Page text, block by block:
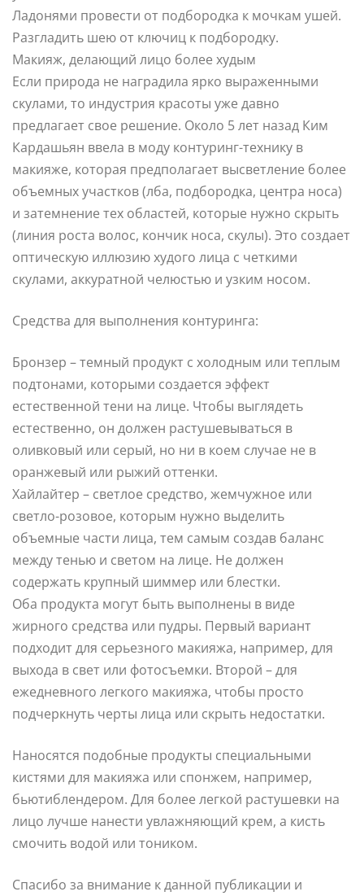
Ладонями провести от подбородка к мочкам ушей.
Разгладить шею от ключиц к подбородку.
Макияж, делающий лицо более худым
Если природа не наградила ярко выраженными
скулами, то индустрия красоты уже давно
предлагает свое решение. Около 5 лет назад Ким
Кардашьян ввела в моду контуринг-технику в
макияже, которая предполагает высветление более
объемных участков (лба, подбородка, центра носа)
и затемнение тех областей, которые нужно скрыть
(линия роста волос, кончик носа, скулы). Это создает
оптическую иллюзию худого лица с четкими
скулами, аккуратной челюстью и узким носом.
Средства для выполнения контуринга:
Бронзер – темный продукт с холодным или теплым
подтонами, которыми создается эффект
естественной тени на лице. Чтобы выглядеть
естественно, он должен растушевываться в
оливковый или серый, но ни в коем случае не в
оранжевый или рыжий оттенки.
Хайлайтер – светлое средство, жемчужное или
светло-розовое, которым нужно выделить
объемные части лица, тем самым создав баланс
между тенью и светом на лице. Не должен
содержать крупный шиммер или блестки.
Оба продукта могут быть выполнены в виде
жирного средства или пудры. Первый вариант
подходит для серьезного макияжа, например, для
выхода в свет или фотосъемки. Второй – для
ежедневного легкого макияжа, чтобы просто
подчеркнуть черты лица или скрыть недостатки.
Наносятся подобные продукты специальными
кистями для макияжа или спонжем, например,
бьютиблендером. Для более легкой растушевки на
лицо лучше нанести увлажняющий крем, а кисть
смочить водой или тоником.
Спасибо за внимание к данной публикации и